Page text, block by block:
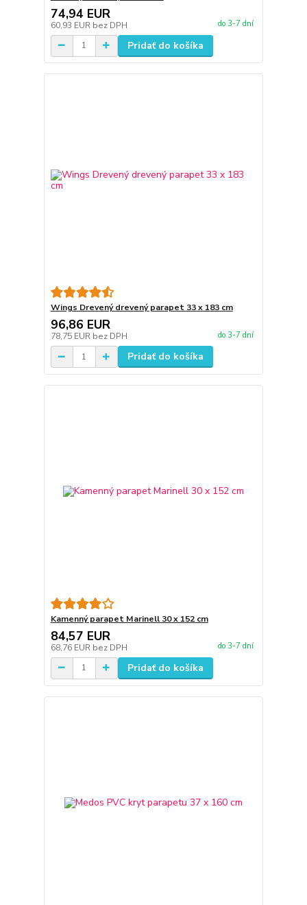
74,94 EUR
60,93 EUR bez DPH do 3-7 dní
Pridať do košíka
Wings Drevený drevený parapet 33 x 183 cm
96,86 EUR
78,75 EUR bez DPH do 3-7 dní
Pridať do košíka
Kamenný parapet Marinell 30 x 152 cm
84,57 EUR
68,76 EUR bez DPH do 3-7 dní
Pridať do košíka